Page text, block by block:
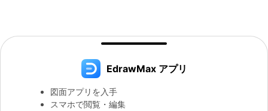
EdrawMax アプリ
図面アプリを入手
スマホで閲覧・編集